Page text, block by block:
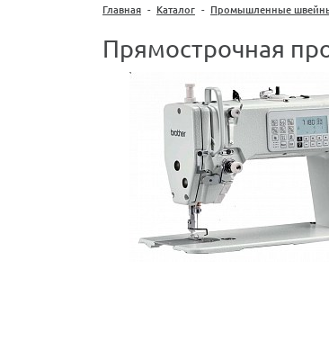
Главная - Каталог - Промышленные
Прямострочная